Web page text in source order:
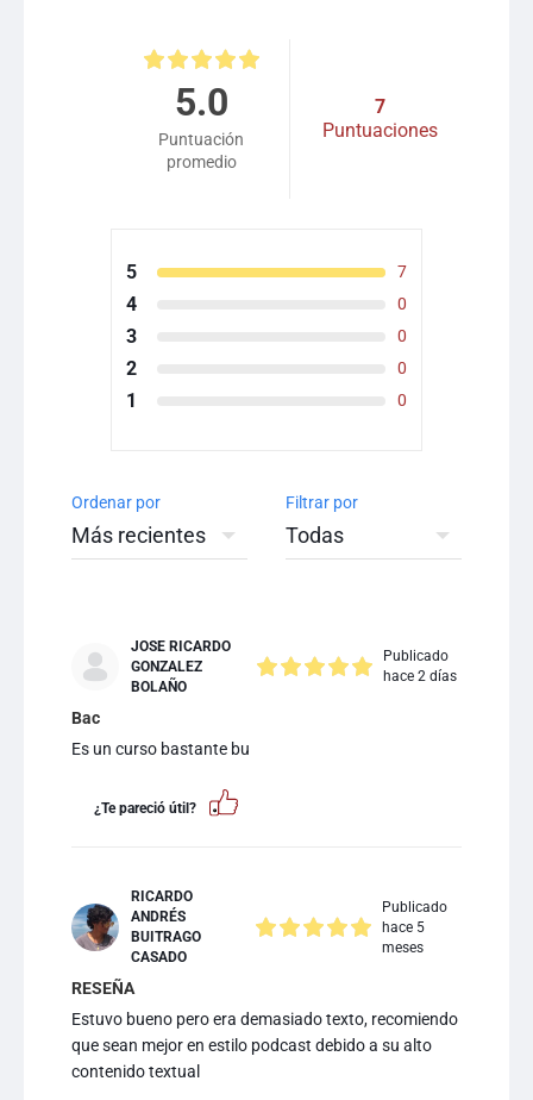
5.0
Puntuación
promedio
7
Puntuaciones
5 7
4 0
3 0
2 0
1 0
Ordenar por Filtrar por
JOSE RICARDO
GONZALEZ
BOLAÑO
Publicado
hace 2 días
Bac
Es un curso bastante bu
¿Te pareció útil?
RICARDO
ANDRÉS
BUITRAGO
CASADO
Publicado
hace 5
meses
RESEÑA
Estuvo bueno pero era demasiado texto, recomiendo
que sean mejor en estilo podcast debido a su alto
contenido textual